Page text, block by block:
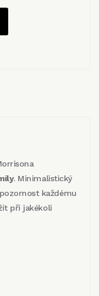
. Minimalistický
každému
při jakékoli